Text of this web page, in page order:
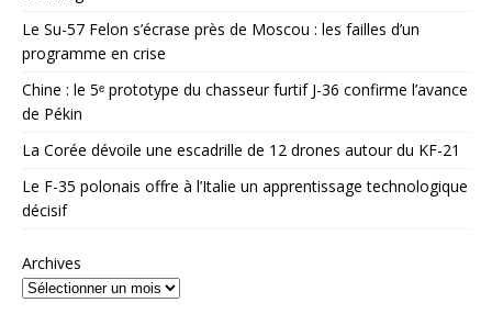
Le Su-57 Felon s’écrase près de Moscou : les failles d’un
programme en crise
Chine : le 5ᵉ prototype du chasseur furtif J-36 confirme l’avance
de Pékin
La Corée dévoile une escadrille de 12 drones autour du KF-21
Le F-35 polonais offre à l’Italie un apprentissage technologique
décisif
Archives